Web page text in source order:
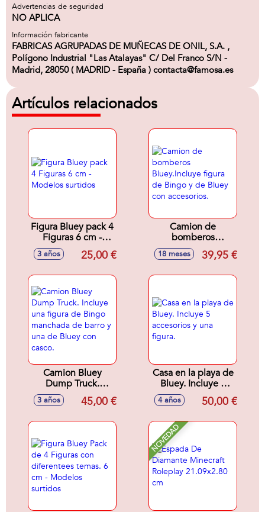
Advertencias de seguridad
NO APLICA
Información fabricante
FABRICAS AGRUPADAS DE MUÑECAS DE ONIL, S.A. ,
Polígono Industrial "Las Atalayas" C/ Del Franco S/N -
Madrid, 28050 ( MADRID - España ) contacta@famosa.es
Artículos relacionados
Figura Bluey pack 4
Figuras 6 cm -
Modelos surtidos
3 años 25,00 €
Camion de
bomberos
Bluey.Incluye figura
de Bingo y de
18 meses 39,95 €
Camion Bluey
Dump Truck.
Incluye una figura
de Bingo
y una de Bluey con
3 años 45,00 €
Casa en la playa de
Bluey. Incluye 5
accesorios y una
figura.
4 años 50,00 €
NOVEDAD